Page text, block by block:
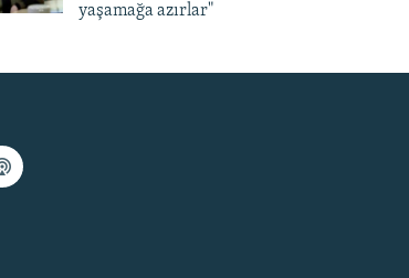
yaşamağa azırlar"